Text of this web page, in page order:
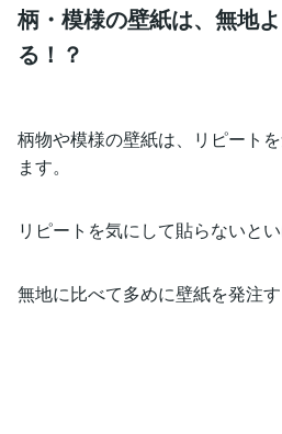
柄・模様の壁紙は、無地
る！？
柄物や模様の壁紙は、リピート
ます。
リピートを気にして貼らないとい
無地に比べて多めに壁紙を発注す